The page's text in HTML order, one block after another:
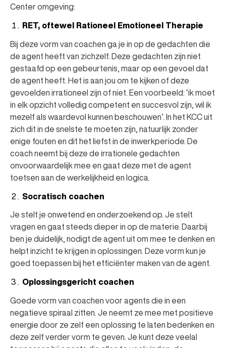
Center omgeving:
RET, oftewel Rationeel Emotioneel Therapie
Bij deze vorm van coachen ga je in op de gedachten die
de agent heeft van zichzelf. Deze gedachten zijn niet
gestaafd op een gebeurtenis, maar op een gevoel dat
de agent heeft. Het is aan jou om te kijken of deze
gevoelden irrationeel zijn of niet. Een voorbeeld: ‘ik moet
in elk opzicht volledig competent en succesvol zijn, wil ik
mezelf als waardevol kunnen beschouwen’. In het KCC uit
zich dit in de snelste te moeten zijn, natuurlijk zonder
enige fouten en dit het liefst in de inwerkperiode. De
coach neemt bij deze de irrationele gedachten
onvoorwaardelijk mee en gaat deze met de agent
toetsen aan de werkelijkheid en logica.
Socratisch coachen
Je stelt je onwetend en onderzoekend op. Je stelt
vragen en gaat steeds dieper in op de materie. Daarbij
ben je duidelijk, nodigt de agent uit om mee te denken en
helpt inzicht te krijgen in oplossingen. Deze vorm kun je
goed toepassen bij het efficiënter maken van de agent.
Oplossingsgericht coachen
Goede vorm van coachen voor agents die in een
negatieve spiraal zitten. Je neemt ze mee met positieve
energie door ze zelf een oplossing te laten bedenken en
deze zelf verder vorm te geven. Je kunt deze veelal